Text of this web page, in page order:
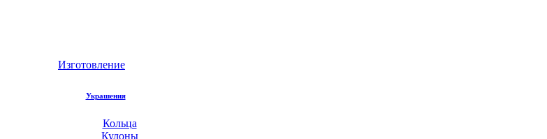
Изготовление
Украшения
Кольца
Кулоны